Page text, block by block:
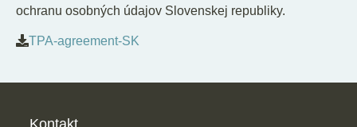
ochranu osobných údajov Slovenskej republiky.
TPA-agreement-SK
Kontakt